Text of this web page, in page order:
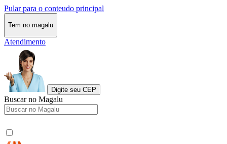
Pular para o conteudo principal
Tem no magalu
Atendimento
Digite seu CEP
Buscar no Magalu